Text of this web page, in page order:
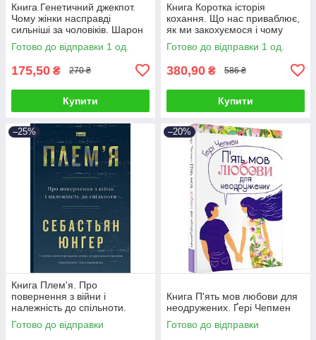
Книга Генетичний джекпот.
Чому жінки насправді
сильніші за чоловіків. Шарон
Моалем
Готово до відправки 1 од.
175,50 ₴ 270 ₴
Купити
Книга Коротка історія
кохання. Що нас приваблює,
як ми закохуємося і чому
біологія все псує. Ліат Якір
Готово до відправки 1 од.
380,90 ₴ 586 ₴
Купити
–25%
Книга Плем'я. Про
повернення з війни і
належність до спільноти.
Себастьян Юнгер
Готово до відправки
–20%
Книга П'ять мов любови для
неодружених. Ґері Чепмен
Готово до відправки